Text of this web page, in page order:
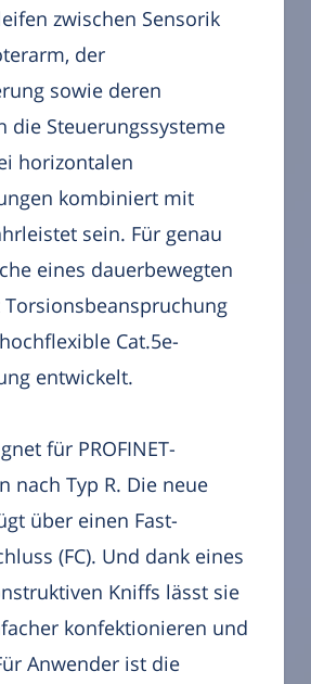
zwischen Sensorik
der
sowie deren
die Steuerungssysteme
horizontalen
kombiniert mit
sein. Für genau
eines dauerbewegten
Torsionsbeanspruchung
Cat.5e-
entwickelt.
für PROFINET-
nach Typ R. Die neue
über einen Fast-
(FC). Und dank eines
Kniffs lässt sie
konfektionieren und
Anwender ist die